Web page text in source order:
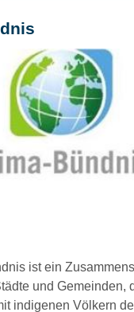
ist ein
und Gemeinden,
indigenen Völkern